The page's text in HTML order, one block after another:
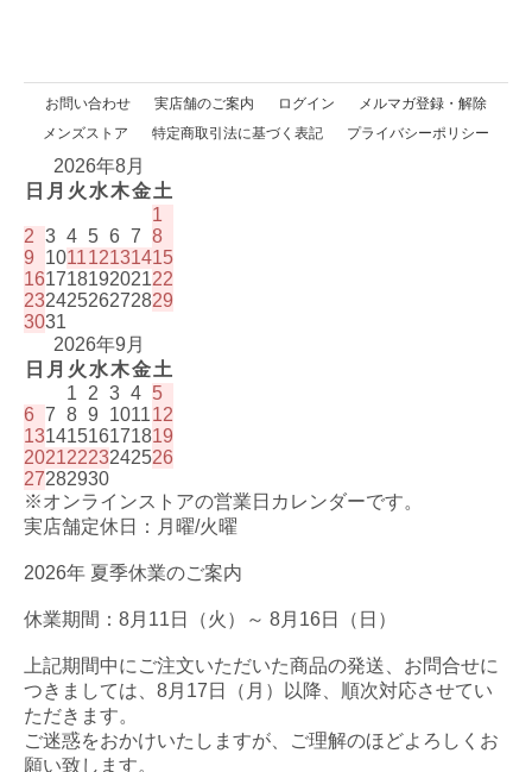
お問い合わせ 実店舗のご案内 ログイン
メルマガ登録・解除
メンズストア
特定商取引法に基づく表記 プライバシーポリシー
2026年8月
日 月 火 水木金土
1
2 3 4 5 6 7 8
9
101112131415
16171819202122
23242526272829
3031
2026年9月
日 月 火 水木金土
1
2 3 4 5
6 7 8 9 101112
13141516171819
20212223242526
27282930
※オンラインストアの営業日カレンダーです。
実店舗定休日：月曜/火曜
2026年 夏季休業のご案内
休業期間：8月11日（火）～ 8月16日（日）
上記期間中にご注文いただいた商品の発送、お問合せに
つきましては、8月17日（月）以降、順次対応させてい
ただきます。
ご迷惑をおかけいたしますが、ご理解のほどよろしくお
願い致します。